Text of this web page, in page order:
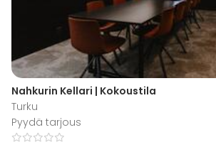
Nahkurin Kellari | Kokoustila
Turku
Pyydä tarjous